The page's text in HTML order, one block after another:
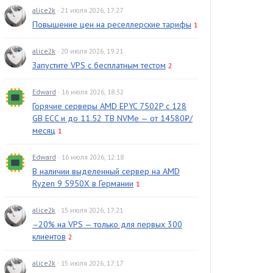
alice2k · 21 июля 2026, 17:27
Повышение цен на реселлерские тарифы 1
alice2k · 20 июля 2026, 19:21
Запустите VPS с бесплатным тестом 2
Edward · 16 июля 2026, 18:32
Горячие серверы AMD EPYC 7502P с 128
GB ECC и до 11.52 TB NVMe — от 14580₽/
месяц 1
Edward · 16 июля 2026, 12:18
В наличии выделенный сервер на AMD
Ryzen 9 5950X в Германии 1
alice2k · 15 июля 2026, 17:21
–20% на VPS — только для первых 300
клиентов 2
alice2k · 15 июля 2026, 17:17